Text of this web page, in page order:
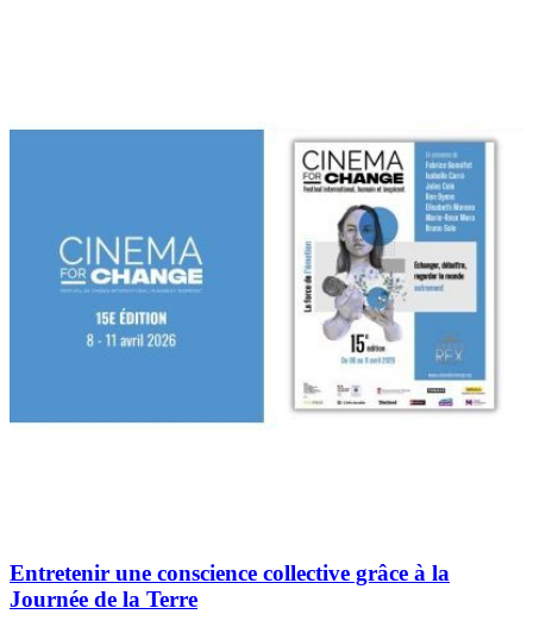
Entretenir une conscience collective grâce à la
Journée de la Terre